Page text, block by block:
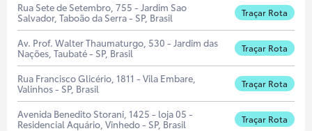
Rua Sete de Setembro, 755 - Jardim Sao
Salvador, Taboão da Serra - SP, Brasil
Traçar Rota
Av. Prof. Walter Thaumaturgo, 530 - Jardim das
Nações, Taubaté - SP, Brasil
Traçar Rota
Rua Francisco Glicério, 1811 - Vila Embare,
Valinhos - SP, Brasil
Traçar Rota
Avenida Benedito Storani, 1425 - loja 05 -
Residencial Aquário, Vinhedo - SP, Brasil
Traçar Rota